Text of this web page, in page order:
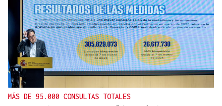
MÁS DE 95.000 CONSULTAS TOTALES